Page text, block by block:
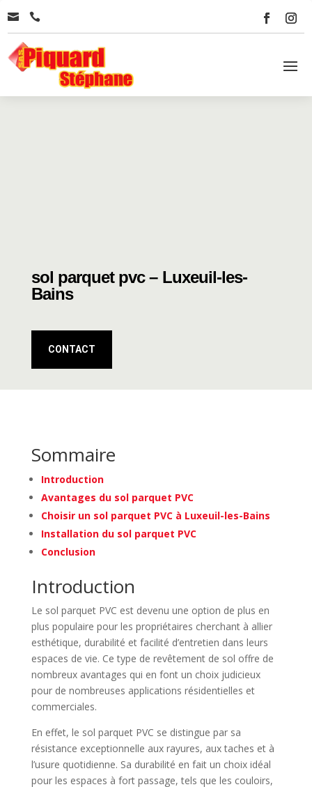
 
sol parquet pvc – Luxeuil-les-
Bains
CONTACT
Sommaire
Introduction
Avantages du sol parquet PVC
Choisir un sol parquet PVC à Luxeuil-les-Bains
Installation du sol parquet PVC
Conclusion
Introduction
Le sol parquet PVC est devenu une option de plus en
plus populaire pour les propriétaires cherchant à allier
esthétique, durabilité et facilité d’entretien dans leurs
espaces de vie. Ce type de revêtement de sol offre de
nombreux avantages qui en font un choix judicieux
pour de nombreuses applications résidentielles et
commerciales.
En effet, le sol parquet PVC se distingue par sa
résistance exceptionnelle aux rayures, aux taches et à
l’usure quotidienne. Sa durabilité en fait un choix idéal
pour les espaces à fort passage, tels que les couloirs,